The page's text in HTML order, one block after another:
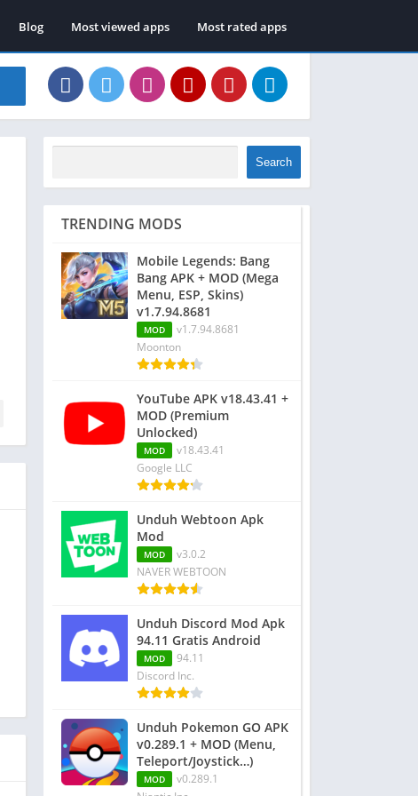
Blog Most viewed apps Most rated apps
Search
TRENDING MODS
Mobile Legends: Bang
Bang APK + MOD (Mega
Menu, ESP, Skins)
v1.7.94.8681
MOD
v1.7.94.8681
Moonton
YouTube APK v18.43.41 +
MOD (Premium
Unlocked)
MOD
v18.43.41
Google LLC
Unduh Webtoon Apk
Mod
MOD
v3.0.2
NAVER WEBTOON
Unduh Discord Mod Apk
94.11 Gratis Android
MOD
94.11
Discord Inc.
Unduh Pokemon GO APK
v0.289.1 + MOD (Menu,
Teleport/Joystick…)
MOD
v0.289.1